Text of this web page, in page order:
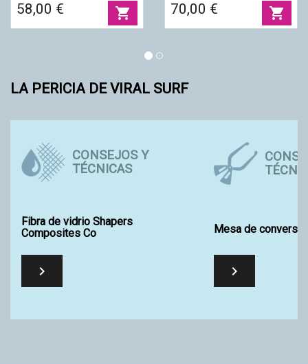
58,00 € shopping_cart 70,00 € shopping_cart
LA PERICIA DE VIRAL SURF
CONSEJOS Y
TÉCNICAS
Fibra de vidrio Shapers
Composites Co

Mesa de
